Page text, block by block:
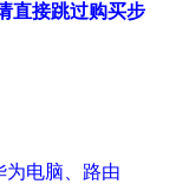
直接跳过购买步
为电脑、路由